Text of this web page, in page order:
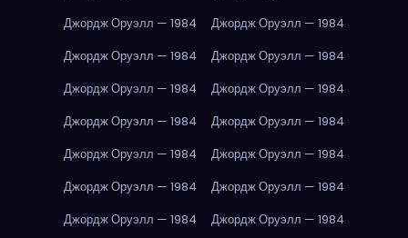
Джордж Оруэлл — 1984
Джордж Оруэлл — 1984
Джордж Оруэлл — 1984
Джордж Оруэлл — 1984
Джордж Оруэлл — 1984
Джордж Оруэлл — 1984
Джордж Оруэлл — 1984
Джордж Оруэлл — 1984
Джордж Оруэлл — 1984
Джордж Оруэлл — 1984
Джордж Оруэлл — 1984
Джордж Оруэлл — 1984
Джордж Оруэлл — 1984
Джордж Оруэлл — 1984